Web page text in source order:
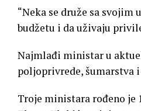
“Neka se druže sa svojim
budžetu i da uživaju
Najmlađi ministar u
poljoprivrede, šumarstva
Troje ministara rođeno je